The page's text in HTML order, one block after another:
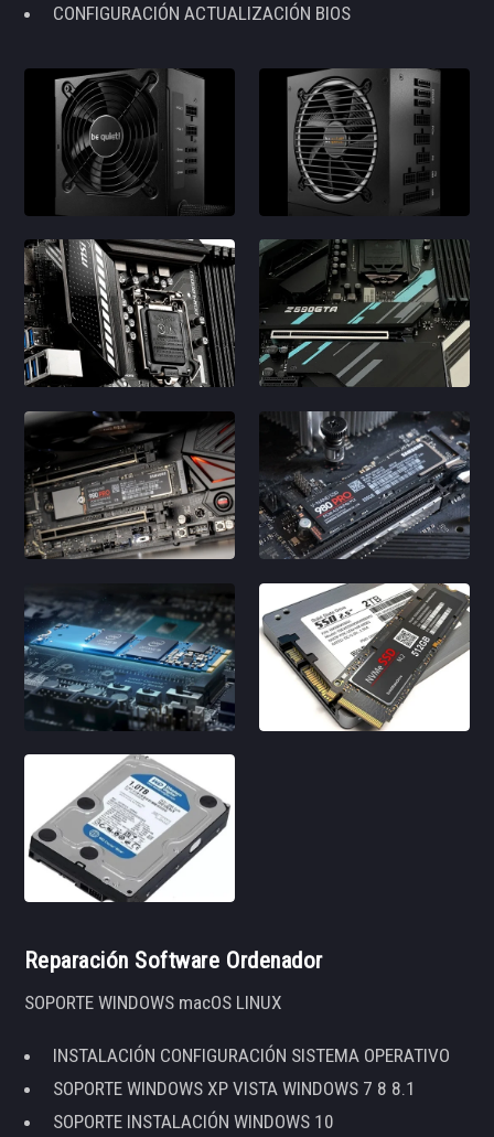
CONFIGURACIÓN ACTUALIZACIÓN BIOS
Reparación Software Ordenador
SOPORTE WINDOWS macOS LINUX
INSTALACIÓN CONFIGURACIÓN SISTEMA OPERATIVO
SOPORTE WINDOWS XP VISTA WINDOWS 7 8 8.1
SOPORTE INSTALACIÓN WINDOWS 10